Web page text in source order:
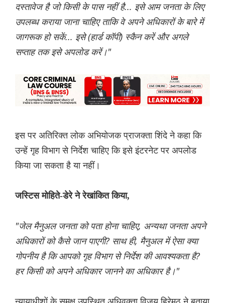
दस्तावेज है जो किसी के पास नहीं है... इसे आम जनता के लिए
उपलब्ध कराया जाना चाहिए ताकि वे अपने अधिकारों के बारे में
जागरूक हो सकें... इसे (हार्ड कॉपी) स्कैन करें और अगले
सप्ताह तक इसे अपलोड करें।"
इस पर अतिरिक्त लोक अभियोजक प्राजक्ता शिंदे ने कहा कि
उन्हें गृह विभाग से निर्देश चाहिए कि इसे इंटरनेट पर अपलोड
किया जा सकता है या नहीं।
जस्टिस मोहिते-डेरे ने रेखांकित किया,
"जेल मैनुअल जनता को पता होना चाहिए, अन्यथा जनता अपने
अधिकारों को कैसे जान पाएगी? साथ ही, मैनुअल में ऐसा क्या
गोपनीय है कि आपको गृह विभाग से निर्देश की आवश्यकता है?
हर किसी को अपने अधिकार जानने का अधिकार है।"